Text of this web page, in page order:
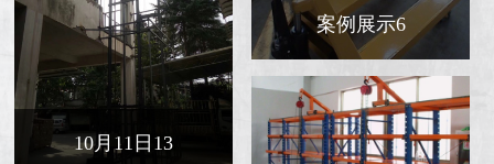
10月11日13
案例展示6